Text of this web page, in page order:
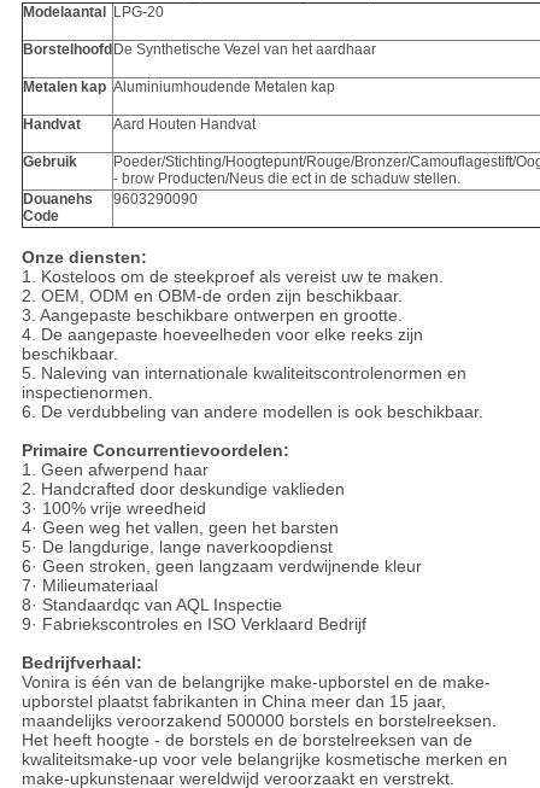
Modelaantal LPG-20
Borstelhoofd De Synthetische Vezel van het aardhaar
Metalen kap Aluminiumhoudende Metalen kap
Handvat Aard Houten Handvat
Gebruik
Poeder/Stichting/Hoogtepunt/Rouge/Bronzer/Camouflagestift/
- brow Producten/Neus die ect in de schaduw stellen.
Douanehs
Code
9603290090
Onze diensten:
1. Kosteloos om de steekproef als vereist uw te maken.
2. OEM, ODM en OBM-de orden zijn beschikbaar.
3. Aangepaste beschikbare ontwerpen en grootte.
4. De aangepaste hoeveelheden voor elke reeks zijn
beschikbaar.
5. Naleving van internationale kwaliteitscontrolenormen en
inspectienormen.
6. De verdubbeling van andere modellen is ook beschikbaar.
Primaire Concurrentievoordelen:
1. Geen afwerpend haar
2. Handcrafted door deskundige vaklieden
3· 100% vrije wreedheid
4· Geen weg het vallen, geen het barsten
5· De langdurige, lange naverkoopdienst
6· Geen stroken, geen langzaam verdwijnende kleur
7· Milieumateriaal
8· Standaardqc van AQL Inspectie
9· Fabriekscontroles en ISO Verklaard Bedrijf
Bedrijfverhaal:
Vonira is één van de belangrijke make-upborstel en de make-
upborstel plaatst fabrikanten in China meer dan 15 jaar,
maandelijks veroorzakend 500000 borstels en borstelreeksen.
Het heeft hoogte - de borstels en de borstelreeksen van de
kwaliteitsmake-up voor vele belangrijke kosmetische merken en
make-upkunstenaar wereldwijd veroorzaakt en verstrekt.